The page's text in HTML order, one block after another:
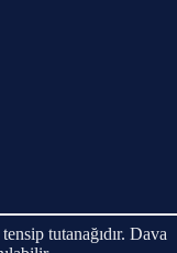
tutanağıdır. Dava